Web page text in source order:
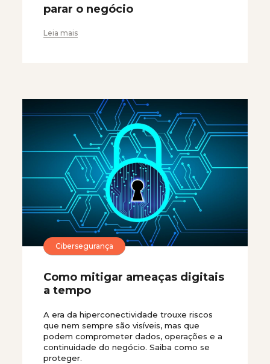
parar o negócio
Leia mais
Cibersegurança
Como mitigar ameaças digitais
a tempo
A era da hiperconectividade trouxe riscos
que nem sempre são visíveis, mas que
podem comprometer dados, operações e a
continuidade do negócio. Saiba como se
proteger.